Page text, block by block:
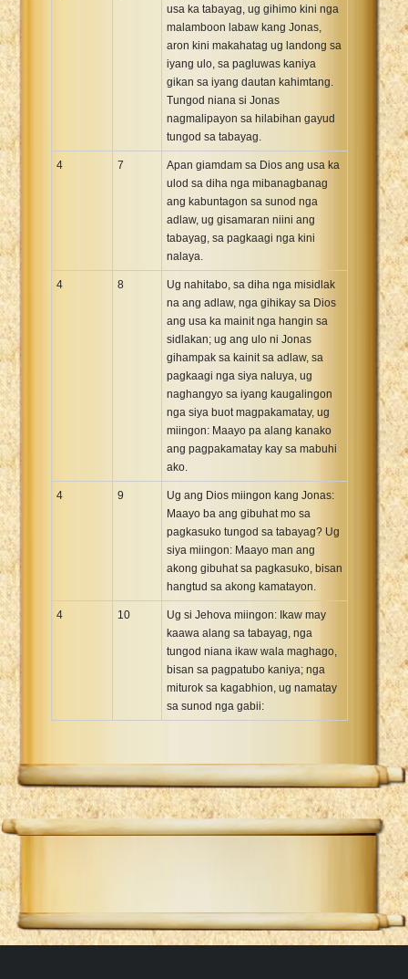
usa ka tabayag, ug gihimo kini nga
malamboon labaw kang Jonas,
aron kini makahatag ug landong sa
iyang ulo, sa pagluwas kaniya
gikan sa iyang dautan kahimtang.
Tungod niana si Jonas
nagmalipayon sa hilabihan gayud
tungod sa tabayag.
4 7
Apan giamdam sa Dios ang usa ka
ulod sa diha nga mibanagbanag
ang kabuntagon sa sunod nga
adlaw, ug gisamaran niini ang
tabayag, sa pagkaagi nga kini
nalaya.
4 8
Ug nahitabo, sa diha nga misidlak
na ang adlaw, nga gihikay sa Dios
ang usa ka mainit nga hangin sa
sidlakan; ug ang ulo ni Jonas
gihampak sa kainit sa adlaw, sa
pagkaagi nga siya naluya, ug
naghangyo sa iyang kaugalingon
nga siya buot magpakamatay, ug
miingon: Maayo pa alang kanako
ang pagpakamatay kay sa mabuhi
ako.
4 9
Ug ang Dios miingon kang Jonas:
Maayo ba ang gibuhat mo sa
pagkasuko tungod sa tabayag? Ug
siya miingon: Maayo man ang
akong gibuhat sa pagkasuko, bisan
hangtud sa akong kamatayon.
4 10
Ug si Jehova miingon: Ikaw may
kaawa alang sa tabayag, nga
tungod niana ikaw wala maghago,
bisan sa pagpatubo kaniya; nga
miturok sa kagabhion, ug namatay
sa sunod nga gabii: